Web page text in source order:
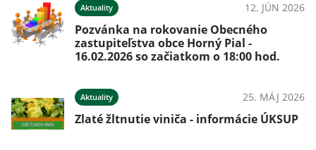
Aktuality 12. JÚN 2026
Pozvánka na rokovanie Obecného
zastupiteľstva obce Horný Pial -
16.02.2026 so začiatkom o 18:00 hod.
Aktuality 25. MÁJ 2026
Zlaté žltnutie viniča - informácie ÚKSUP